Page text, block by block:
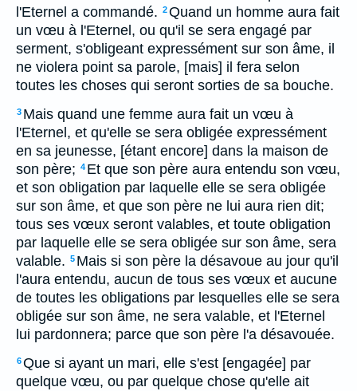
l'Eternel a commandé. 2Quand un homme aura fait
un vœu à l'Eternel, ou qu'il se sera engagé par
serment, s'obligeant expressément sur son âme, il
ne violera point sa parole, [mais] il fera selon
toutes les choses qui seront sorties de sa bouche.
3 Mais quand une femme aura fait un vœu à
l'Eternel, et qu'elle se sera obligée expressément
en sa jeunesse, [étant encore] dans la maison de
son père; 4 Et que son père aura entendu son vœu,
et son obligation par laquelle elle se sera obligée
sur son âme, et que son père ne lui aura rien dit;
tous ses vœux seront valables, et toute obligation
par laquelle elle se sera obligée sur son âme, sera
valable. 5 Mais si son père la désavoue au jour qu'il
l'aura entendu, aucun de tous ses vœux et aucune
de toutes les obligations par lesquelles elle se sera
obligée sur son âme, ne sera valable, et l'Eternel
lui pardonnera; parce que son père l'a désavouée.
6Que si ayant un mari, elle s'est [engagée] par
quelque vœu, ou par quelque chose qu'elle ait